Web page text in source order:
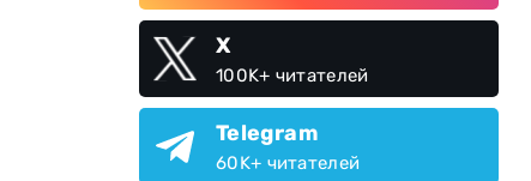
X
100K+ читателей
Telegram
60K+ читателей